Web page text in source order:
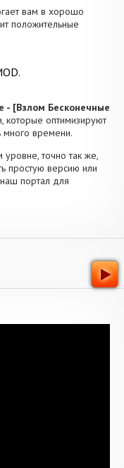
вам в хорошо
положительные
- [Взлом Бесконечные
которые оптимизируют
много времени.
уровне, точно так же,
простую версию или
портал для